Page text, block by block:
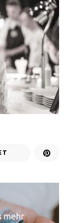
mehr